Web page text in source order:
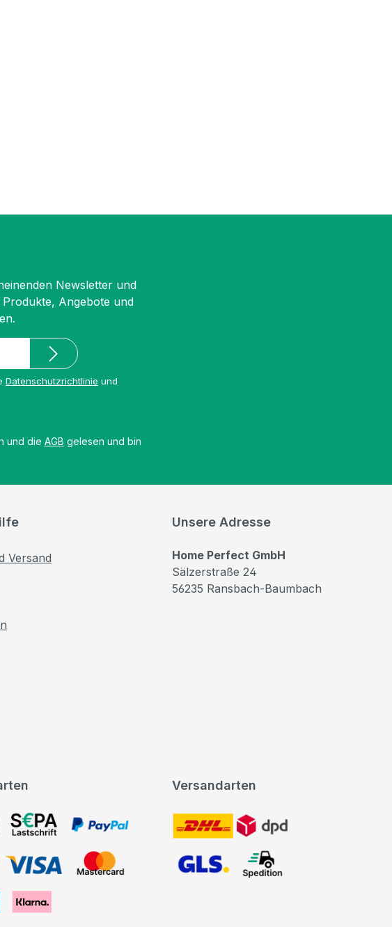
Newsletter und
Angebote und
Datenschutzrichtlinie und
und die AGB gelesen und bin
Versand
Lastschrift, PayPal
VISA, Mastercard
Versandarten
Unsere Adresse
Home Perfect GmbH
Sälzerstraße 24
56235 Ransbach-Baumbach